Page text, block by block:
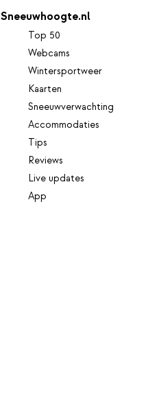
Sneeuwhoogte.nl
Top 50
Webcams
Wintersportweer
Kaarten
Sneeuwverwachting
Accommodaties
Tips
Reviews
Live updates
App